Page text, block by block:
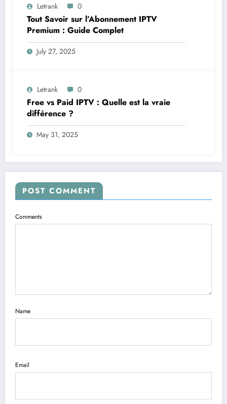
Letrank 0
Tout Savoir sur l’Abonnement IPTV
Premium : Guide Complet
July 27, 2025
Letrank 0
Free vs Paid IPTV : Quelle est la vraie
différence ?
May 31, 2025
POST COMMENT
Comments
Name
Email